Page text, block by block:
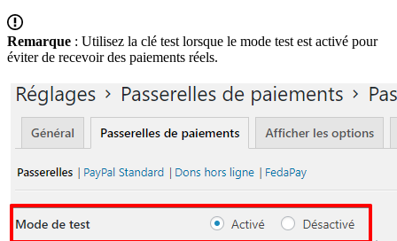
Remarque : Utilisez la clé test lorsque le mode test est activé pour
éviter de recevoir des paiements réels.